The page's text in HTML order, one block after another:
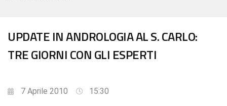
UPDATE IN ANDROLOGIA AL S. CARLO:
TRE GIORNI CON GLI ESPERTI
7 Aprile 2010 15:30